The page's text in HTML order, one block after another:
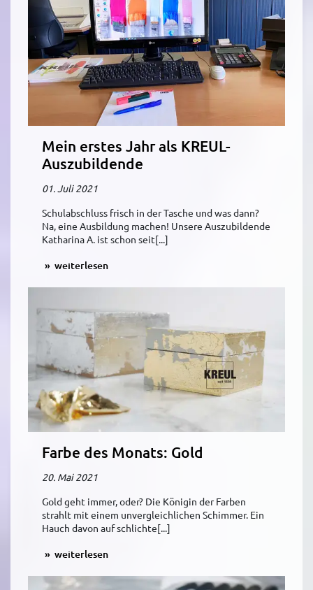
Mein erstes Jahr als KREUL-
Auszubildende
01. Juli 2021
Schulabschluss frisch in der Tasche und was dann?
Na, eine Ausbildung machen! Unsere Auszubildende
Katharina A. ist schon seit[...]
weiterlesen
Farbe des Monats: Gold
20. Mai 2021
Gold geht immer, oder? Die Königin der Farben
strahlt mit einem unvergleichlichen Schimmer. Ein
Hauch davon auf schlichte[...]
weiterlesen